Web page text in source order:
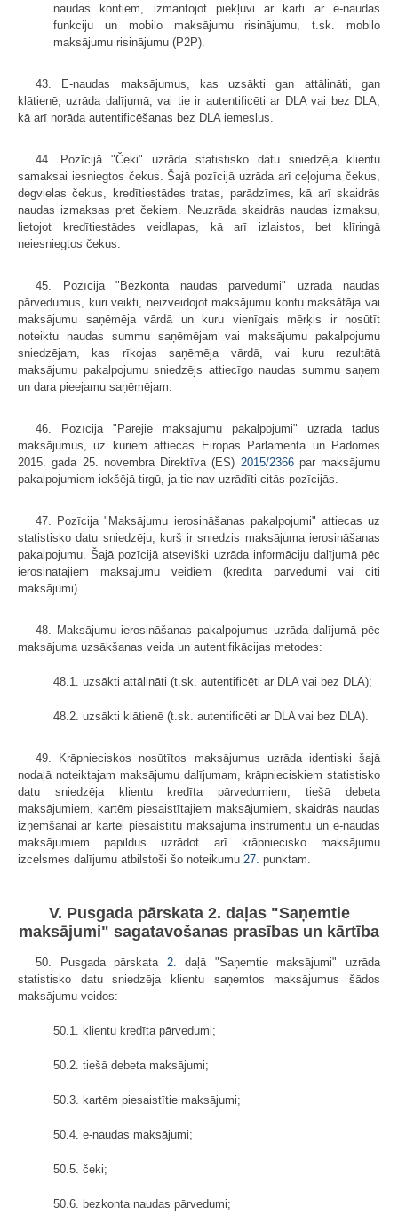
naudas kontiem, izmantojot piekļuvi ar karti ar e-naudas
funkciju un mobilo maksājumu risinājumu, t.sk. mobilo
maksājumu risinājumu (P2P).
43. E-naudas maksājumus, kas uzsākti gan attālināti, gan
klātienē, uzrāda dalījumā, vai tie ir autentificēti ar DLA vai bez DLA,
kā arī norāda autentificēšanas bez DLA iemeslus.
44. Pozīcijā "Čeki" uzrāda statistisko datu sniedzēja klientu
samaksai iesniegtos čekus. Šajā pozīcijā uzrāda arī ceļojuma čekus,
degvielas čekus, kredītiestādes tratas, parādzīmes, kā arī skaidrās
naudas izmaksas pret čekiem. Neuzrāda skaidrās naudas izmaksu,
lietojot kredītiestādes veidlapas, kā arī izlaistos, bet klīringā
neiesniegtos čekus.
45. Pozīcijā "Bezkonta naudas pārvedumi" uzrāda naudas
pārvedumus, kuri veikti, neizveidojot maksājumu kontu maksātāja vai
maksājumu saņēmēja vārdā un kuru vienīgais mērķis ir nosūtīt
noteiktu naudas summu saņēmējam vai maksājumu pakalpojumu
sniedzējam, kas rīkojas saņēmēja vārdā, vai kuru rezultātā
maksājumu pakalpojumu sniedzējs attiecīgo naudas summu saņem
un dara pieejamu saņēmējam.
46. Pozīcijā "Pārējie maksājumu pakalpojumi" uzrāda tādus
maksājumus, uz kuriem attiecas Eiropas Parlamenta un Padomes
2015. gada 25. novembra Direktīva (ES) 2015/2366par maksājumu
pakalpojumiem iekšējā tirgū, ja tie nav uzrādīti citās pozīcijās.
47. Pozīcija "Maksājumu ierosināšanas pakalpojumi" attiecas uz
statistisko datu sniedzēju, kurš ir sniedzis maksājuma ierosināšanas
pakalpojumu. Šajā pozīcijā atsevišķi uzrāda informāciju dalījumā pēc
ierosinātajiem maksājumu veidiem (kredīta pārvedumi vai citi
maksājumi).
48. Maksājumu ierosināšanas pakalpojumus uzrāda dalījumā pēc
maksājuma uzsākšanas veida un autentifikācijas metodes:
48.1. uzsākti attālināti (t.sk. autentificēti ar DLA vai bez DLA);
48.2. uzsākti klātienē (t.sk. autentificēti ar DLA vai bez DLA).
49. Krāpnieciskos nosūtītos maksājumus uzrāda identiski šajā
nodaļā noteiktajam maksājumu dalījumam, krāpnieciskiem statistisko
datu sniedzēja klientu kredīta pārvedumiem, tiešā debeta
maksājumiem, kartēm piesaistītajiem maksājumiem, skaidrās naudas
izņemšanai ar kartei piesaistītu maksājuma instrumentu un e-naudas
maksājumiem papildus uzrādot arī krāpniecisko maksājumu
izcelsmes dalījumu atbilstoši šo noteikumu 27. punktam.
V. Pusgada pārskata 2. daļas "Saņemtie
maksājumi" sagatavošanas prasības un kārtība
50. Pusgada pārskata 2.
daļā "Saņemtie maksājumi" uzrāda
statistisko datu sniedzēja klientu saņemtos maksājumus šādos
maksājumu veidos:
50.1. klientu kredīta pārvedumi;
50.2. tiešā debeta maksājumi;
50.3. kartēm piesaistītie maksājumi;
50.4. e-naudas maksājumi;
50.5. čeki;
50.6. bezkonta naudas pārvedumi;